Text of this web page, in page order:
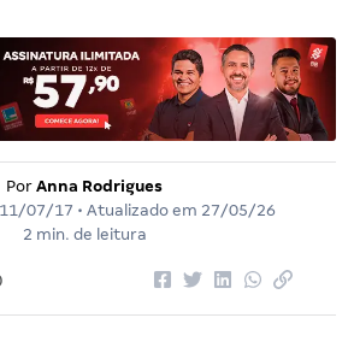
Por Anna Rodrigues
11/07/17 • Atualizado em 27/05/26
2 min. de leitura